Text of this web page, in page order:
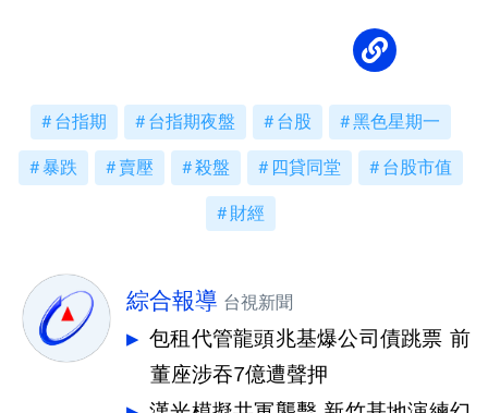
台指期 台指期夜盤 台股 黑色星期一
暴跌 賣壓 殺盤 四貸同堂 台股市值
財經
綜合報導 台視新聞
包租代管龍頭兆基爆公司債跳票 前
董座涉吞7億遭聲押